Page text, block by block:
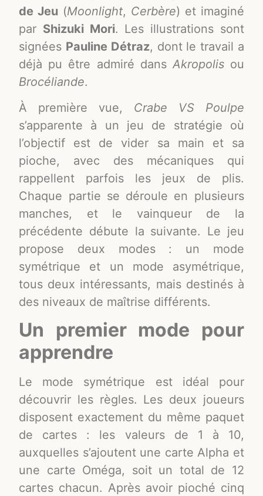
de Jeu (Moonlight, Cerbère) et imaginé
par Shizuki Mori. Les illustrations sont
signées Pauline Détraz, dont le travail a
déjà pu être admiré dans Akropolisou
Brocéliande.
À première vue, Crabe VS Poulpe
s’apparente à un jeu de stratégie où
l’objectif est de vider sa main et sa
pioche, avec des mécaniques qui
rappellent parfois les jeux de plis.
Chaque partie se déroule en plusieurs
manches, et le vainqueur de la
précédente débute la suivante. Le jeu
propose deux modes : un mode
symétrique et un mode asymétrique,
tous deux intéressants, mais destinés à
des niveaux de maîtrise différents.
Un premier mode pour
apprendre
Le mode symétrique est idéal pour
découvrir les règles. Les deux joueurs
disposent exactement du même paquet
de cartes : les valeurs de 1 à 10,
auxquelles s’ajoutent une carte Alpha et
une carte Oméga, soit un total de 12
cartes chacun. Après avoir pioché cinq